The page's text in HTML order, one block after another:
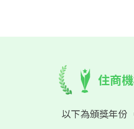
住商
以下為頒獎年份